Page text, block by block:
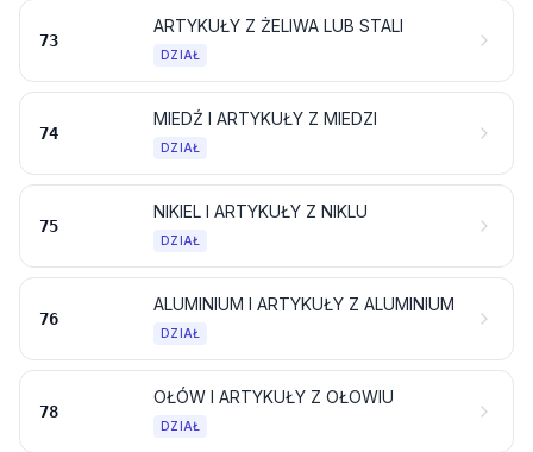
73
ARTYKUŁY Z ŻELIWA LUB STALI
DZIAŁ
74
MIEDŹ I ARTYKUŁY Z MIEDZI
DZIAŁ
75
NIKIEL I ARTYKUŁY Z NIKLU
DZIAŁ
76
ALUMINIUM I ARTYKUŁY Z ALUMINIUM
DZIAŁ
78
OŁÓW I ARTYKUŁY Z OŁOWIU
DZIAŁ